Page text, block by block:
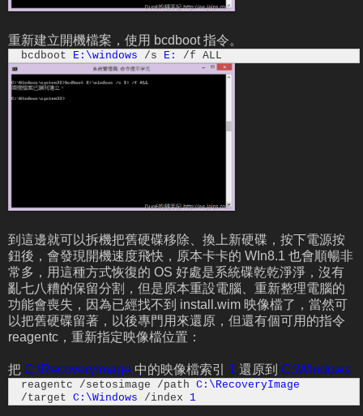
重新建立開機檔案，使用 bcdboot 指令。
bcdboot E:\windows /s E: /f ALL
到這邊就可以拆機把舊硬碟移除、換上新硬碟，按下電源按
鈕後，會發現開機速度飛快，原本卡卡的 WIn8.1 也會順暢非
常多，用這種方式恢復的 OS 好處是系統碟乾乾淨淨，沒有
亂七八糟的保留分割，但是原本重設電腦、重新整理電腦的
功能會喪失，因為已經找不到 install.wim 映像檔了，當然可
以把舊硬碟留著，以後專門用來還原，但還有個可用的指令
reagentc，重新指定映像檔位置：
把 C:\RecoveryImage 中的映像檔索引 1 還原到 C:\Windows
reagentc /setosimage /path C:\RecoveryImage
/target C:\Windows /index 1